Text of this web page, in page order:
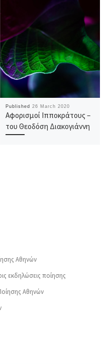
Published 26 March 2020
Αφορισμοί Ιπποκράτους –
του Θεοδόση Διακογιάννη
Αθηνών
εκδηλώσεις ποίησης
Αθηνών